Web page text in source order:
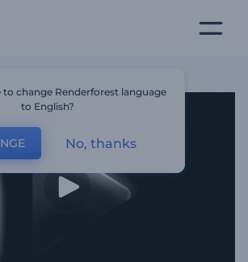
to change Renderforest language
to English?
No, thanks